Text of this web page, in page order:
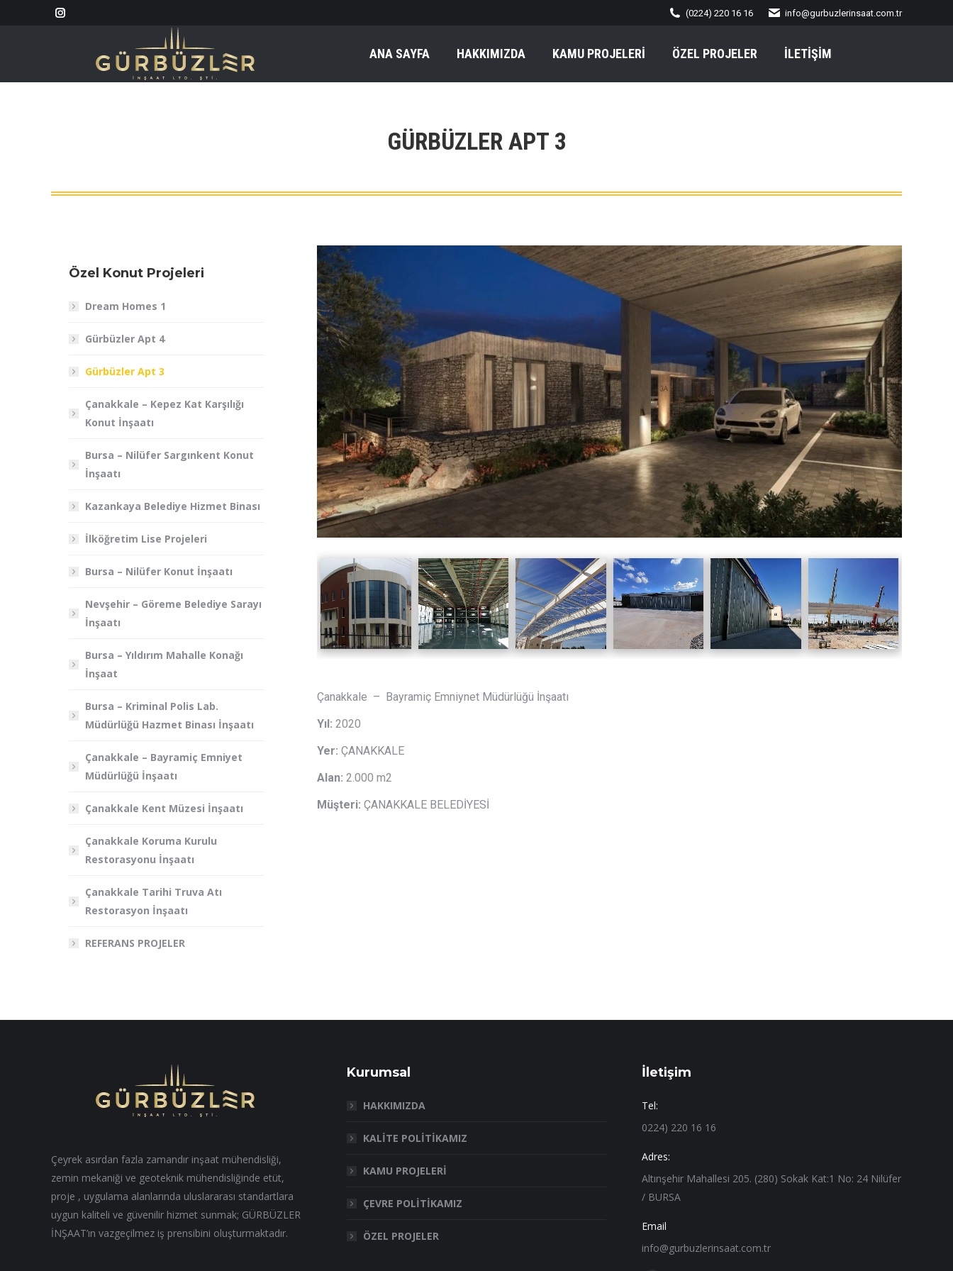
Instagram
(0224) 220 16 16 info@gurbuzlerinsaat.com.tr
ANA SAYFA HAKKIMIZDA KAMU PROJELERİ ÖZEL PROJELER İLETIŞIM
GÜRBÜZLER APT 3
Çanakkale – Bayramiç Emniynet Müdürlüğü İnşaatı
Yıl: 2020
Yer: ÇANAKKALE
Alan: 2.000 m2
Müşteri: ÇANAKKALE BELEDİYESİ
Özel Konut Projeleri
Dream Homes 1
Gürbüzler Apt 4
Gürbüzler Apt 3
Çanakkale – Kepez Kat Karşılığı
Konut İnşaatı
Bursa – Nilüfer Sargınkent Konut
İnşaatı
Kazankaya Belediye Hizmet Binası
İlköğretim Lise Projeleri
Bursa – Nilüfer Konut İnşaatı
Nevşehir – Göreme Belediye Sarayı
İnşaatı
Bursa – Yıldırım Mahalle Konağı
İnşaat
Bursa – Kriminal Polis Lab.
Müdürlüğü Hazmet Binası İnşaatı
Çanakkale – Bayramiç Emniyet
Müdürlüğü İnşaatı
Çanakkale Kent Müzesi İnşaatı
Çanakkale Koruma Kurulu
Restorasyonu İnşaatı
Çanakkale Tarihi Truva Atı
Restorasyon İnşaatı
REFERANS PROJELER
Çeyrek asırdan fazla zamandır inşaat mühendisliği,
zemin mekaniği ve geoteknik mühendisliğinde etüt,
proje , uygulama alanlarında uluslararası standartlara
uygun kaliteli ve güvenilir hizmet sunmak; GÜRBÜZLER
İNŞAAT’ın vazgeçilmez iş prensibini oluşturmaktadır.
Kurumsal
HAKKIMIZDA
KALİTE POLİTİKAMIZ
KAMU PROJELERİ
ÇEVRE POLİTİKAMIZ
ÖZEL PROJELER
İletişim
Tel:
0224) 220 16 16
Adres:
Altınşehir Mahallesi 205. (280) Sokak Kat:1 No: 24 Nilüfer
/ BURSA
Email
info@gurbuzlerinsaat.com.tr